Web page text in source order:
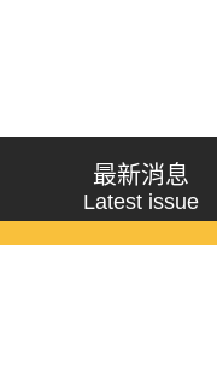
最新消息
Latest issue